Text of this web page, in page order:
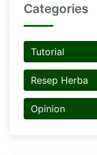
Categories
Tutorial
Resep Herba
Opinion